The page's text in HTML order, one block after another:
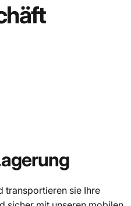
transportieren sie Ihre